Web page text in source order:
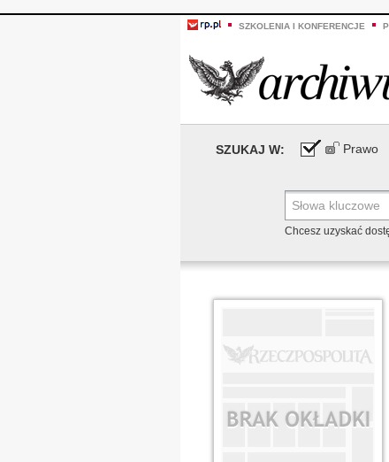
SZKOLENIA I KONFERENCJE
SZUKAJ W: Prawo
Chcesz uzyskać